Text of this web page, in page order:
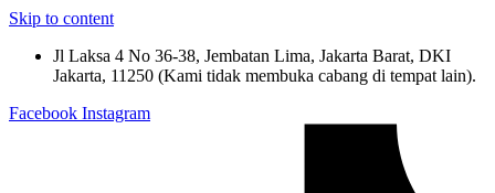
Skip to content
Jl Laksa 4 No 36-38, Jembatan Lima, Jakarta Barat, DKI
Jakarta, 11250 (Kami tidak membuka cabang di tempat lain).
Facebook Instagram